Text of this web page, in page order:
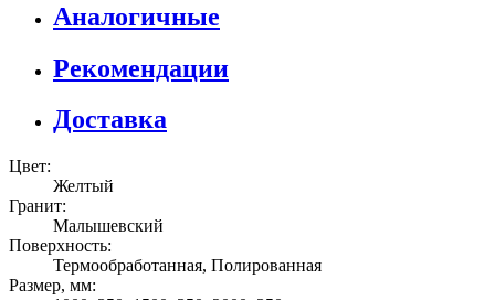
Аналогичные
Рекомендации
Доставка
Цвет:
Желтый
Гранит:
Малышевский
Поверхность:
Термообработанная, Полированная
Размер, мм: